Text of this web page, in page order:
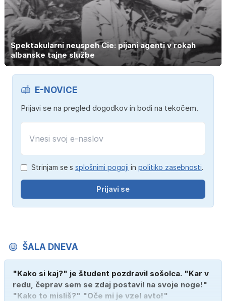
Spektakularni neuspeh Cie: pijani agenti v rokah
albanske tajne službe
E-NOVICE
Prijavi se na pregled dogodkov in bodi na tekočem.
Strinjam se s splošnimi pogoji in politiko zasebnosti.
Prijavi se
ŠALA DNEVA
"Kako si kaj?" je študent pozdravil sošolca. "Kar v
redu, čeprav sem se zdaj postavil na svoje noge!"
"Kako to misliš?" "Oče mi je vzel avto!"